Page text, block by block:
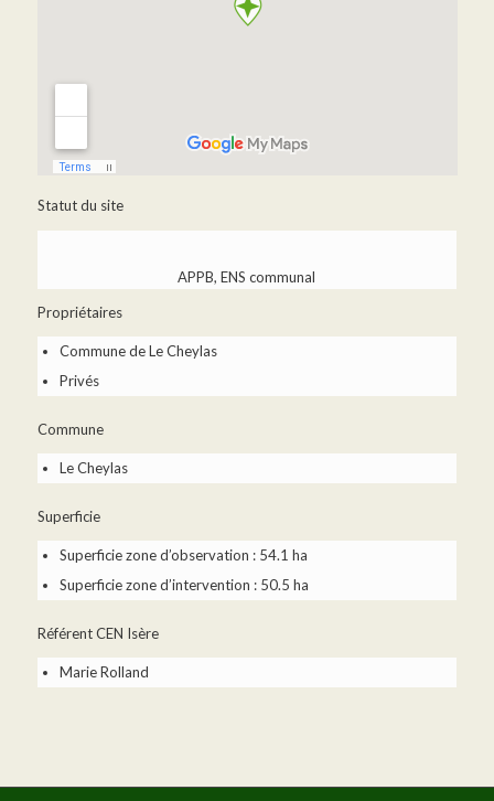
Statut du site
APPB, ENS communal
Propriétaires
Commune de Le Cheylas
Privés
Commune
Le Cheylas
Superficie
Superficie zone d’observation : 54.1 ha
Superficie zone d’intervention : 50.5 ha
Référent CEN Isère
Marie Rolland